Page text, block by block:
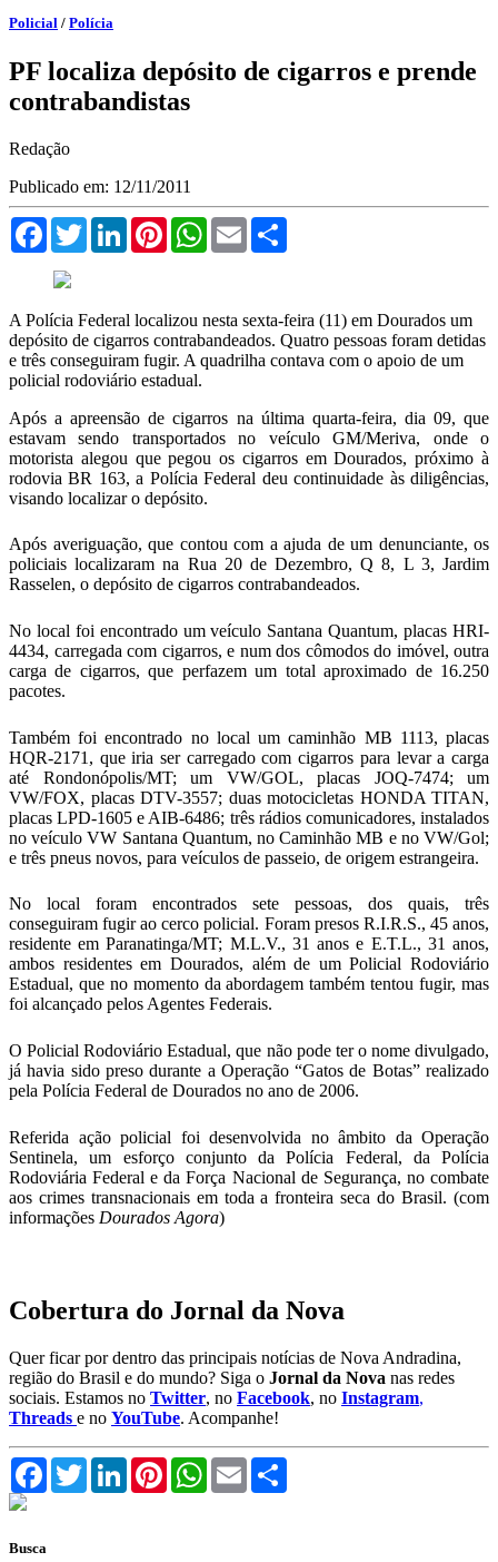
Policial / Polícia
PF localiza depósito de cigarros e prende
contrabandistas
Redação
Publicado em: 12/11/2011
FacebookTwitterLinkedInPinterestWhatsApp
Email
A Polícia Federal localizou nesta sexta-feira (11) em Dourados um
depósito de cigarros contrabandeados. Quatro pessoas foram detidas
e três conseguiram fugir. A quadrilha contava com o apoio de um
policial rodoviário estadual.
Após a apreensão de cigarros na última quarta-feira, dia 09, que
estavam sendo transportados no veículo GM/Meriva, onde o
motorista alegou que pegou os cigarros em Dourados, próximo à
rodovia BR 163, a Polícia Federal deu continuidade às diligências,
visando localizar o depósito.
Após averiguação, que contou com a ajuda de um denunciante, os
policiais localizaram na Rua 20 de Dezembro, Q 8, L 3, Jardim
Rasselen, o depósito de cigarros contrabandeados.
No local foi encontrado um veículo Santana Quantum, placas HRI-
4434, carregada com cigarros, e num dos cômodos do imóvel, outra
carga de cigarros, que perfazem um total aproximado de 16.250
pacotes.
Também foi encontrado no local um caminhão MB 1113, placas
HQR-2171, que iria ser carregado com cigarros para levar a carga
até Rondonópolis/MT; um VW/GOL, placas JOQ-7474; um
VW/FOX, placas DTV-3557; duas motocicletas HONDA TITAN,
placas LPD-1605 e AIB-6486; três rádios comunicadores, instalados
no veículo VW Santana Quantum, no Caminhão MB e no VW/Gol;
e três pneus novos, para veículos de passeio, de origem estrangeira.
No local foram encontrados sete pessoas, dos quais, três
conseguiram fugir ao cerco policial. Foram presos R.I.R.S., 45 anos,
residente em Paranatinga/MT; M.L.V., 31 anos e E.T.L., 31 anos,
ambos residentes em Dourados, além de um Policial Rodoviário
Estadual, que no momento da abordagem também tentou fugir, mas
foi alcançado pelos Agentes Federais.
O Policial Rodoviário Estadual, que não pode ter o nome divulgado,
já havia sido preso durante a Operação “Gatos de Botas” realizado
pela Polícia Federal de Dourados no ano de 2006.
Referida ação policial foi desenvolvida no âmbito da Operação
Sentinela, um esforço conjunto da Polícia Federal, da Polícia
Rodoviária Federal e da Força Nacional de Segurança, no combate
aos crimes transnacionais em toda a fronteira seca do Brasil. (com
informações Dourados Agora)
Cobertura do Jornal da Nova
Quer ficar por dentro das principais notícias de Nova Andradina,
região do Brasil e do mundo? Siga o Jornal da Nova nas redes
sociais. Estamos no Twitter, no Facebook, no Instagram,
Threads e no YouTube. Acompanhe!
FacebookTwitterLinkedInPinterestWhatsApp
Email
Busca